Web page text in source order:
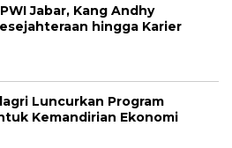
Jabar, Kang Andhy
hingga Karier
Luncurkan Program
Kemandirian Ekonomi